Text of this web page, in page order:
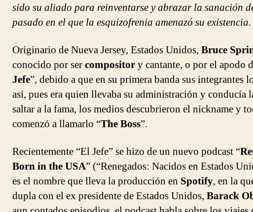
sido su aliado para reinventarse y abrazar la sanación
pasado en el que la esquizofrenia amenazó su existencia.
Originario de Nueva Jersey, Estados Unidos, Bruce
conocido por sercompository cantante, o por el apodo
Jefe”, debido a que en su primera banda sus integrantes
así, pues era quien llevaba su administración y conducía
saltar a la fama, los medios descubrieron el nickname y
comenzó a llamarlo “The Boss”.
Recientemente “El Jefe” se hizo de un nuevo podcast “
Born in the USA” (“Renegados: Nacidos en Estados
es el nombre que lleva la producción en Spotify, en la
dupla con el ex presidente de Estados Unidos, Barack